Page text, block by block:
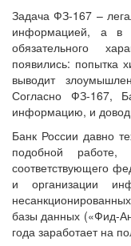
Задача ФЗ-167 –
информацией, а в
обязательного
появились: попытка
выводит
Согласно ФЗ-167,
информацию, и
Банк России давно
подобной
соответствующего
и организации
базы данных («Фид-
года заработает на